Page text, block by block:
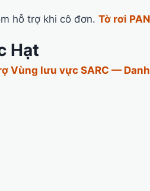
hỗ trợ khi cô đơn. Tờ rơi
Hạt
Vùng lưu vực SARC —